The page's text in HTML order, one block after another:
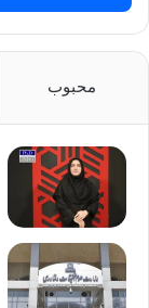
محبوب